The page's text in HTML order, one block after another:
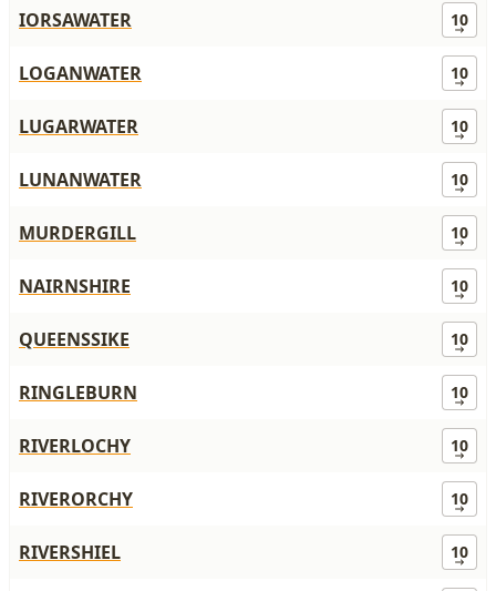
IORSAWATER 10
LOGANWATER 10
LUGARWATER 10
LUNANWATER 10
MURDERGILL 10
NAIRNSHIRE 10
QUEENSSIKE 10
RINGLEBURN 10
RIVERLOCHY 10
RIVERORCHY 10
RIVERSHIEL 10